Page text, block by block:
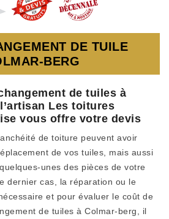
DE TUILE
BERG
de tuiles à
Les toitures
vous offre votre devis
de toiture peuvent avoir
de vos tuiles, mais aussi
unes des pièces de votre
dernier cas, la réparation ou le
et pour évaluer le coût de
de tuiles à Colmar-berg, il